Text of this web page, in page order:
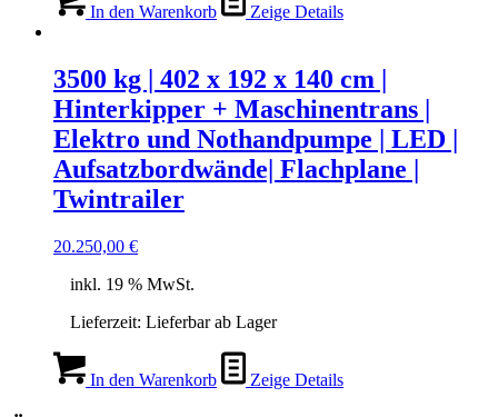
In den Warenkorb Zeige Details
3500 kg | 402 x 192 x 140 cm |
Hinterkipper + Maschinentrans |
Elektro und Nothandpumpe | LED |
Aufsatzbordwände| Flachplane |
Twintrailer
20.250,00 €
inkl. 19 % MwSt.
Lieferzeit: Lieferbar ab Lager
In den Warenkorb Zeige Details